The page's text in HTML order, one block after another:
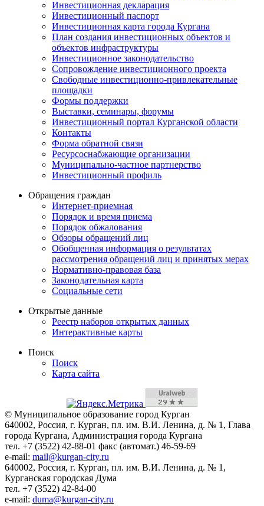
Инвестиционная декларация
Инвестиционный паспорт
Инвестиционная карта города Кургана
План создания инвестиционных объектов и
объектов инфраструктуры
Инвестиционное законодательство
Сопровождение инвестиционного проекта
Свободные инвестиционно-привлекательные
площадки
Формы поддержки
Выставки, семинары, форумы
Инвестиционный портал Курганской области
Контакты
Форма обратной связи
Ресурсоснабжающие организации
Муниципально-частное партнерство
Инвестиционный профиль
Обращения граждан
Интернет-приемная
Порядок и время приема
Порядок обжалования
Обзоры обращений лиц
Обобщенная информация о результатах
рассмотрения обращений лиц и принятых мерах
Нормативно-правовая база
Законодательная карта
Социальные сети
Открытые данные
Реестр наборов открытых данных
Интерактивные карты
Поиск
Поиск
Карта сайта
© Муниципальное образование город Курган
640002, Россия, г. Курган, пл. им. В.И. Ленина, д. № 1, Глава
города Кургана, Администрация города Кургана
тел. +7 (3522) 42-88-01 факс (автомат.) 46-59-69
e-mail: mail@kurgan-city.ru
640002, Россия, г. Курган, пл. им. В.И. Ленина, д. № 1,
Курганская городская Дума
тел. +7 (3522) 42-84-00
e-mail: duma@kurgan-city.ru